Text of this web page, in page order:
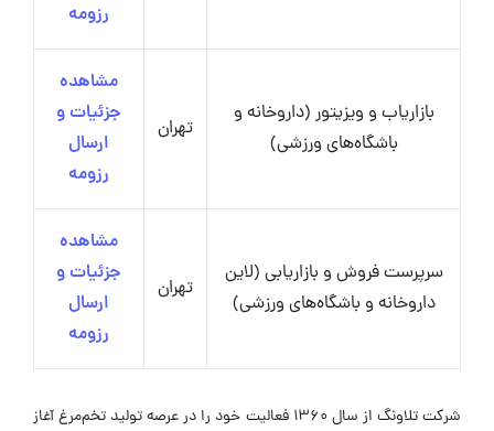
رزومه
بازاریاب و ویزیتور (داروخانه و
باشگاه‌های ورزشی)
تهران
مشاهده
جزئیات و
ارسال
رزومه
سرپرست فروش و بازاریابی (لاین
داروخانه و باشگاه‌های ورزشی)
تهران
مشاهده
جزئیات و
ارسال
رزومه
شرکت تلاونگ از سال ۱۳۶۰ فعالیت خود را در عرصه تولید تخم‌مرغ آغاز